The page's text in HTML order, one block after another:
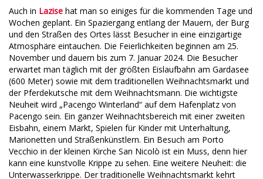
Auch in Lazise hat man so einiges für die kommenden Tage und
Wochen geplant. Ein Spaziergang entlang der Mauern, der Burg
und den Straßen des Ortes lässt Besucher in eine einzigartige
Atmosphäre eintauchen. Die Feierlichkeiten beginnen am 25.
November und dauern bis zum 7. Januar 2024. Die Besucher
erwartet man täglich mit der größten Eislaufbahn am Gardasee
(600 Meter) sowie mit dem traditionellen Weihnachtsmarkt und
der Pferdekutsche mit dem Weihnachtsmann. Die wichtigste
Neuheit wird „Pacengo Winterland“ auf dem Hafenplatz von
Pacengo sein. Ein ganzer Weihnachtsbereich mit einer zweiten
Eisbahn, einem Markt, Spielen für Kinder mit Unterhaltung,
Marionetten und Straßenkünstlern. Ein Besuch am Porto
Vecchio in der kleinen Kirche San Nicolò ist ein Muss, denn hier
kann eine kunstvolle Krippe zu sehen. Eine weitere Neuheit: die
Unterwasserkrippe. Der traditionelle Weihnachtsmarkt kehrt